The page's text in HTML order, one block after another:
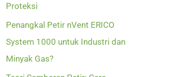
Proteksi
Penangkal Petir nVent ERICO
System 1000 untuk Industri dan
Minyak Gas?